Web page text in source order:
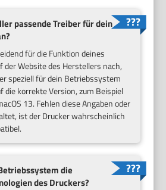
passende Treiber für dein
für die Funktion deines
der Website des Herstellers nach,
speziell für dein Betriebssystem
die korrekte Version, zum Beispiel
13. Fehlen diese Angaben oder
ist der Drucker wahrscheinlich
die
des Druckers?